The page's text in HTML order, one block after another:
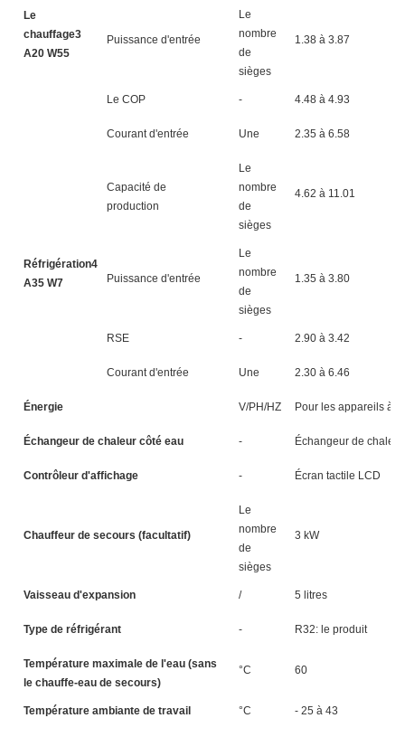
Le
chauffage3
A20 W55
Puissance d'entrée
Le
nombre
de
sièges
1.38 à 3.87
Le COP - 4.48 à 4.93
Courant d'entrée Une 2.35 à 6.58
Réfrigération4
A35 W7
Capacité de
production
Le
nombre
de
sièges
4.62 à 11.01
Puissance d'entrée
Le
nombre
de
sièges
1.35 à 3.80
RSE - 2.90 à 3.42
Courant d'entrée Une 2.30 à 6.46
Énergie V/PH/HZ Pour les appareils à
Échangeur de chaleur côté eau - Échangeur de
Contrôleur d'affichage - Écran tactile LCD
Chauffeur de secours (facultatif)
Le
nombre
de
sièges
3 kW
Vaisseau d'expansion / 5 litres
Type de réfrigérant - R32: le produit
Température maximale de l'eau (sans
le chauffe-eau de secours)
°C 60
Température ambiante de travail °C - 25 à 43